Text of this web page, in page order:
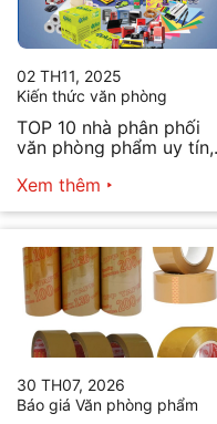
02 TH11, 2025
Kiến thức văn phòng
TOP 10 nhà phân phối
văn phòng phẩm uy tín,
Xem thêm
30 TH07, 2026
Báo giá Văn phòng phẩm